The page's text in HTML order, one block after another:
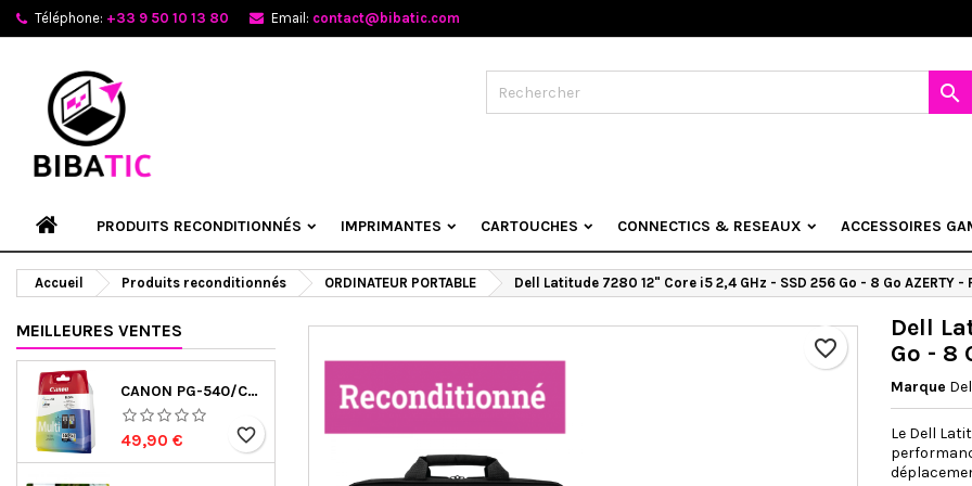
Téléphone: +33 9 50 10 13 80 Email: contact@bibatic.com

PRODUITS RECONDITIONNÉS IMPRIMANTES CARTOUCHES CONNECTICS & RESEAUX ACCESSOIRES
Accueil Produits reconditionnés ORDINATEUR PORTABLE Dell Latitude 7280 12" Core i5 2,4 GHz - SSD 256 Go - 8 Go AZERTY
MEILLEURES VENTES
CANON PG-540/CL-541 - MULTIPACK DE MARQUE CANON 5225B006 NOIR ET COULEUR
Prix
49,90 € favorite_border
favorite_border
Dell
Go - 8
Marque
Le Dell
Créer une nouvelle liste
Vous devez être connecté pour ajouter des produits à votre liste d'envies.